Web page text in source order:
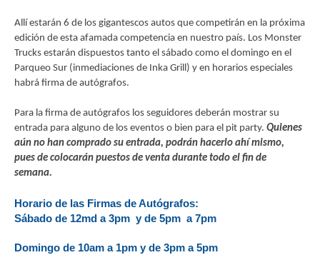
Allí estarán 6 de los gigantescos autos que competirán en la próxima
edición de esta afamada competencia en nuestro país. Los Monster
Trucks estarán dispuestos tanto el sábado como el domingo en el
Parqueo Sur (inmediaciones de Inka Grill) y en horarios especiales
habrá firma de autógrafos.
Para la firma de autógrafos los seguidores deberán mostrar su
entrada para alguno de los eventos o bien para el pit party. Quienes
aún no han comprado su entrada, podrán hacerlo ahí mismo,
pues de colocarán puestos de venta durante todo el fin de
semana.
Horario de las Firmas de Autógrafos:
Sábado de 12md a 3pm y de 5pm a 7pm
Domingo de 10am a 1pm y de 3pm a 5pm